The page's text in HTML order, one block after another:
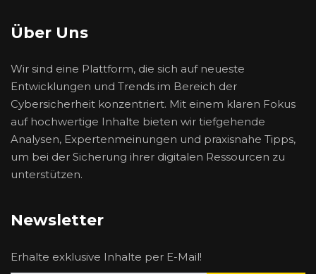
Über Uns
Wir sind eine Plattform, die sich auf neueste
Entwicklungen und Trends im Bereich der
Cybersicherheit konzentriert. Mit einem klaren Fokus
auf hochwertige Inhalte bieten wir tiefgehende
Analysen, Expertenmeinungen und praxisnahe Tipps,
um bei der Sicherung ihrer digitalen Ressourcen zu
unterstützen.
Newsletter
Erhalte exklusive Inhalte per E-Mail!